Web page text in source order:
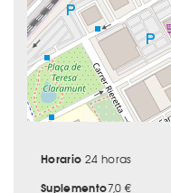
Horario 24 horas
Suplemento7,0 €